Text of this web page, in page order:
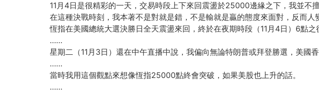
11月4日是很精彩的一天，交易時段上下來回震盪於25000邊緣之下，我並
在這種決戰時刻，我本著不是對就是錯，不是輸就是贏的態度來面對，反而人
恆指在美國總統大選決勝日全天震盪來回，終於在夜期時段（11月4日）6點
……
星期二（11月3日）還在中午直播中說，我偏向無論特朗普或拜登勝選，美國
……
當時我用這個觀點來想像恆指25000點終會突破，如果美股也上升的話。
……